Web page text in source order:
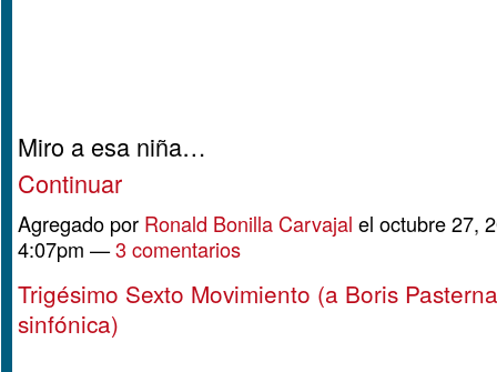
Miro a esa niña…
Continuar
Agregado por Ronald Bonilla Carvajal el octubre 27,
4:07pm —3 comentarios
Trigésimo Sexto Movimiento (a Boris
sinfónica)